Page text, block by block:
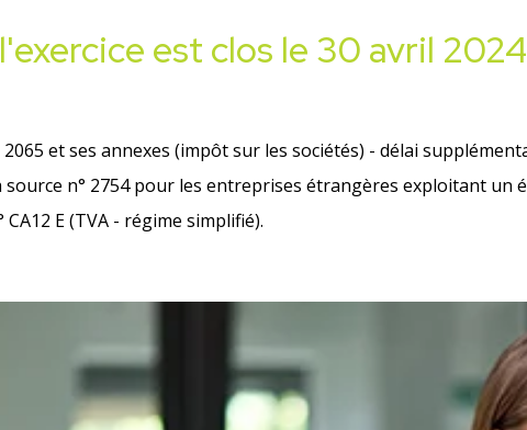
est clos le 30 avril 2024
et ses annexes (impôt sur les sociétés) - délai
n° 2754 pour les entreprises étrangères exploitant un
E (TVA - régime simplifié).